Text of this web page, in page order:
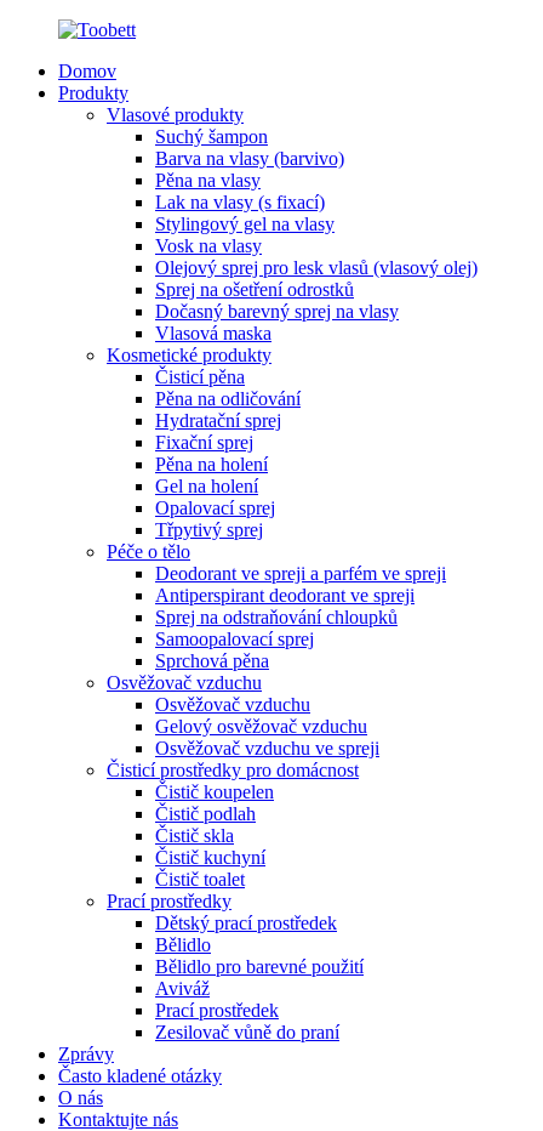
Domov
Produkty
Vlasové produkty
Suchý šampon
Barva na vlasy (barvivo)
Pěna na vlasy
Lak na vlasy (s fixací)
Stylingový gel na vlasy
Vosk na vlasy
Olejový sprej pro lesk vlasů (vlasový olej)
Sprej na ošetření odrostků
Dočasný barevný sprej na vlasy
Vlasová maska
Kosmetické produkty
Čisticí pěna
Pěna na odličování
Hydratační sprej
Fixační sprej
Pěna na holení
Gel na holení
Opalovací sprej
Třpytivý sprej
Péče o tělo
Deodorant ve spreji a parfém ve spreji
Antiperspirant deodorant ve spreji
Sprej na odstraňování chloupků
Samoopalovací sprej
Sprchová pěna
Osvěžovač vzduchu
Osvěžovač vzduchu
Gelový osvěžovač vzduchu
Osvěžovač vzduchu ve spreji
Čisticí prostředky pro domácnost
Čistič koupelen
Čistič podlah
Čistič skla
Čistič kuchyní
Čistič toalet
Prací prostředky
Dětský prací prostředek
Bělidlo
Bělidlo pro barevné použití
Aviváž
Prací prostředek
Zesilovač vůně do praní
Zprávy
Často kladené otázky
O nás
Kontaktujte nás